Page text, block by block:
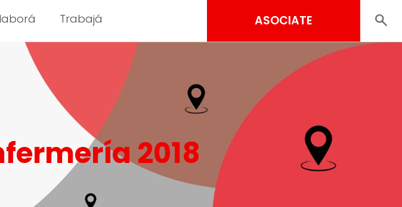
Trabajá ASOCIATE
2018